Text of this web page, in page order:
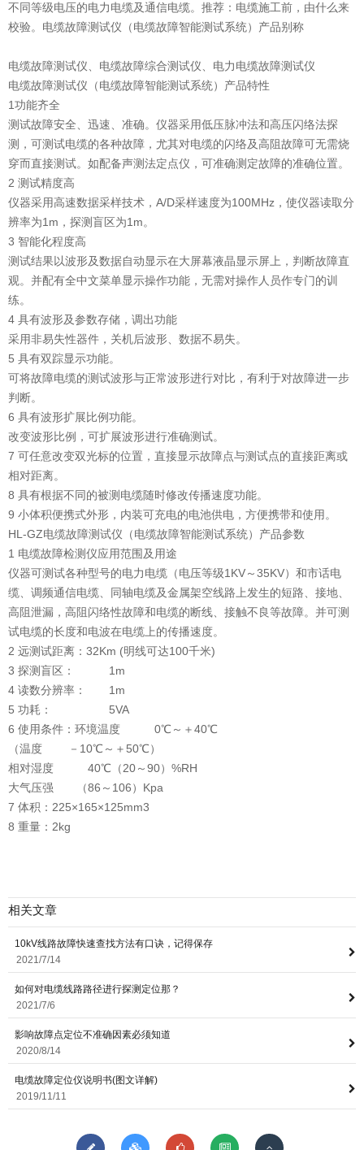
不同等级电压的电力电缆及通信电缆。推荐：电缆施工前，由什么来
校验。电缆故障测试仪（电缆故障智能测试系统）产品别称
电缆故障测试仪、电缆故障综合测试仪、电力电缆故障测试仪
电缆故障测试仪（电缆故障智能测试系统）产品特性
1功能齐全
测试故障安全、迅速、准确。仪器采用低压脉冲法和高压闪络法探
测，可测试电缆的各种故障，尤其对电缆的闪络及高阻故障可无需烧
穿而直接测试。如配备声测法定点仪，可准确测定故障的准确位置。
2 测试精度高
仪器采用高速数据采样技术，A/D采样速度为100MHz，使仪器读取分
辨率为1m，探测盲区为1m。
3 智能化程度高
测试结果以波形及数据自动显示在大屏幕液晶显示屏上，判断故障直
观。并配有全中文菜单显示操作功能，无需对操作人员作专门的训
练。
4 具有波形及参数存储，调出功能
采用非易失性器件，关机后波形、数据不易失。
5 具有双踪显示功能。
可将故障电缆的测试波形与正常波形进行对比，有利于对故障进一步
判断。
6 具有波形扩展比例功能。
改变波形比例，可扩展波形进行准确测试。
7 可任意改变双光标的位置，直接显示故障点与测试点的直接距离或
相对距离。
8 具有根据不同的被测电缆随时修改传播速度功能。
9 小体积便携式外形，内装可充电的电池供电，方便携带和使用。
HL-GZ电缆故障测试仪（电缆故障智能测试系统）产品参数
1 电缆故障检测仪应用范围及用途
仪器可测试各种型号的电力电缆（电压等级1KV～35KV）和市话电
缆、调频通信电缆、同轴电缆及金属架空线路上发生的短路、接地、
高阻泄漏，高阻闪络性故障和电缆的断线、接触不良等故障。并可测
试电缆的长度和电波在电缆上的传播速度。
2 远测试距离：32Km (明线可达100千米)
3 探测盲区： 1m
4 读数分辨率： 1m
5 功耗： 5VA
6 使用条件：环境温度 0℃～＋40℃
（温度 －10℃～＋50℃）
相对湿度 40℃（20～90）%RH
大气压强 （86～106）Kpa
7 体积：225×165×125mm3
8 重量：2kg
相关文章
10kV线路故障快速查找方法有口诀，记得保存
2021/7/14
如何对电缆线路路径进行探测定位那？
2021/7/6
影响故障点定位不准确因素必须知道
2020/8/14
电缆故障定位仪说明书(图文详解)
2019/11/11